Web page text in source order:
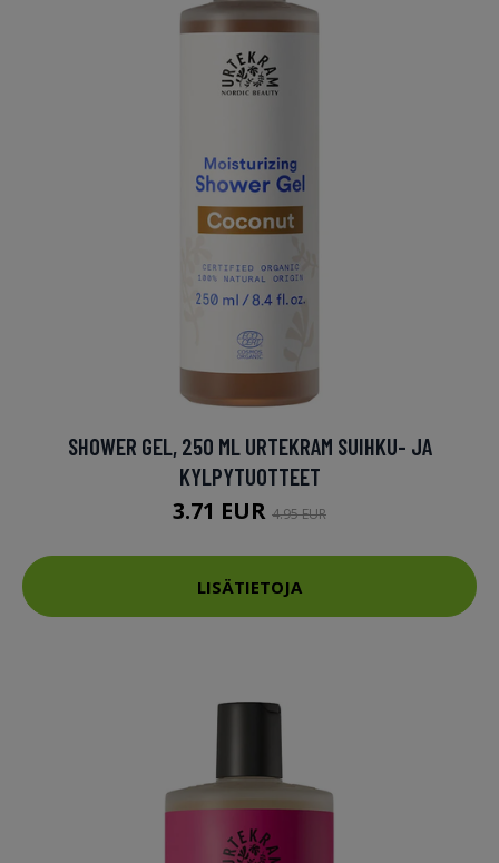
SHOWER GEL, 250 ML URTEKRAM SUIHKU- JA
KYLPYTUOTTEET
3.71 EUR 4.95 EUR
LISÄTIETOJA